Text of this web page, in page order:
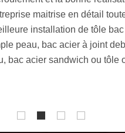
33 est un artisan très
de toit. Nous avons une
nous aide à viser la
Avant de nous engager,